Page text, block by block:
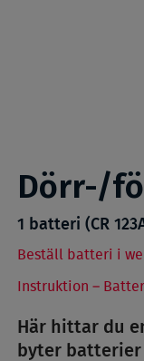
Dörr-/
1 batteri (CR
Beställ batteri i
Instruktion –
Här hittar du
byter batterier